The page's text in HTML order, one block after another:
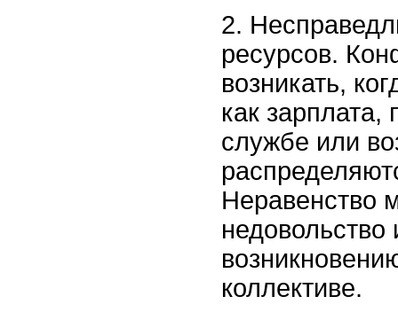
2.
ресурсов.
возникать,
как зарплата,
службе или
Неравенство
недовольство
коллективе.